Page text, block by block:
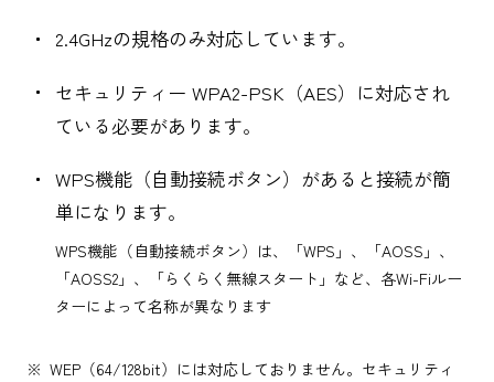
2.4GHzの規格のみ対応しています。
セキュリティー WPA2-PSK（AES）に対応され
ている必要があります。
WPS機能（自動接続ボタン）があると接続が簡
単になります。
WPS機能（自動接続ボタン）は、「WPS」、「AOSS」、
「AOSS2」、「らくらく無線スタート」など、各Wi-Fiルー
ターによって名称が異なります
WEP（64/128bit）には対応しておりません。セキュリティ